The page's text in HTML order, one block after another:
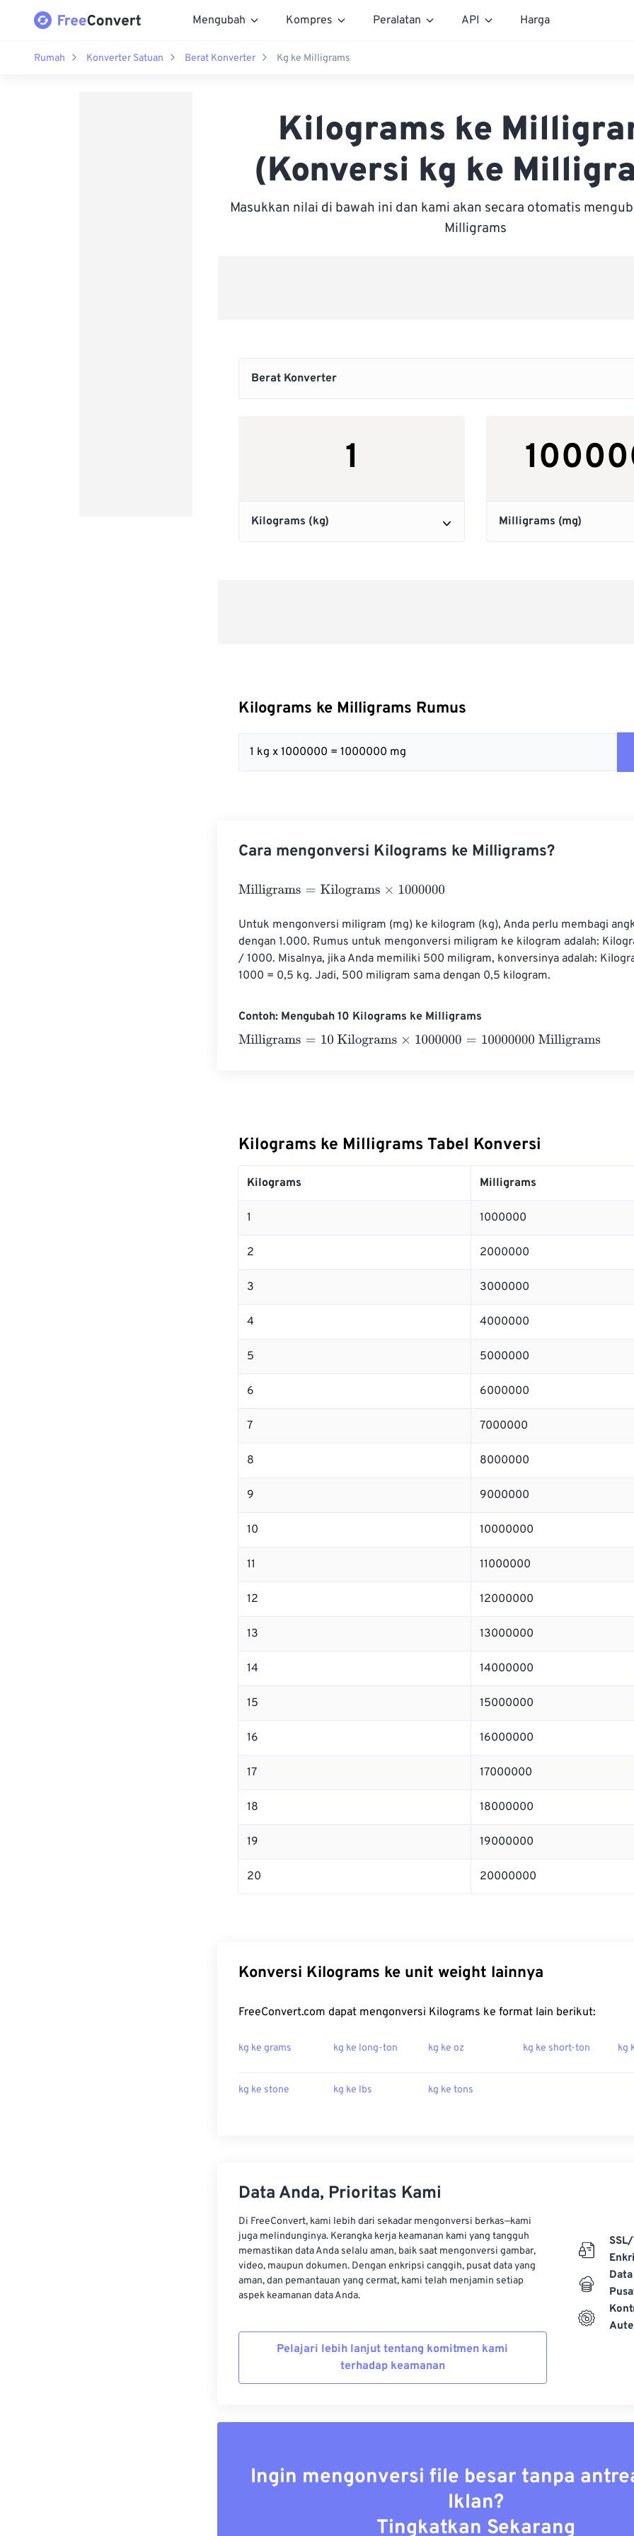
Mengubah Kompres Peralatan API Harga
Rumah Konverter Satuan Berat Konverter Kg ke Milligrams
Kilograms ke
(Konversi kg ke
Masukkan nilai di bawah ini dan kami akan secara otomatis
Milligrams
Kilograms ke Milligrams Rumus
1 kg x 1000000 = 1000000 mg
Cara mengonversi Kilograms ke Milligrams?
Milligrams=Kilograms×1000000
Untuk mengonversi miligram (mg) ke kilogram (kg), Anda perlu membagi
dengan 1.000. Rumus untuk mengonversi miligram ke kilogram adalah:
/ 1000. Misalnya, jika Anda memiliki 500 miligram, konversinya adalah:
1000 = 0,5 kg. Jadi, 500 miligram sama dengan 0,5 kilogram.
Contoh: Mengubah 10 Kilograms ke Milligrams
Milligrams=10 Kilograms×1000000=10000000 Milligrams
Kilograms ke Milligrams Tabel Konversi
Kilograms Milligrams
1 1000000
2 2000000
3 3000000
4 4000000
5 5000000
6 6000000
7 7000000
8 8000000
9 9000000
10 10000000
11 11000000
12 12000000
13 13000000
14 14000000
15 15000000
16 16000000
17 17000000
18 18000000
19 19000000
20 20000000
Konversi Kilograms ke unit weight lainnya
FreeConvert.com dapat mengonversi Kilograms ke format lain berikut:
kg ke grams kg ke long-ton kg ke oz kg ke short-ton kg
kg ke stone kg ke lbs kg ke tons
Data Anda, Prioritas Kami
Di FreeConvert, kami lebih dari sekadar mengonversi berkas—kami
juga melindunginya. Kerangka kerja keamanan kami yang tangguh
memastikan data Anda selalu aman, baik saat mengonversi gambar,
video, maupun dokumen. Dengan enkripsi canggih, pusat data yang
aman, dan pemantauan yang cermat, kami telah menjamin setiap
aspek keamanan data Anda.
Pelajari lebih lanjut tentang komitmen kami
terhadap keamanan
Ingin mengonversi file besar tanpa
Iklan?
Tingkatkan Sekarang